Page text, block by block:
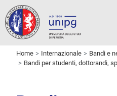
Home Internazionale
Bandi e
Bandi per studenti, dottorandi,